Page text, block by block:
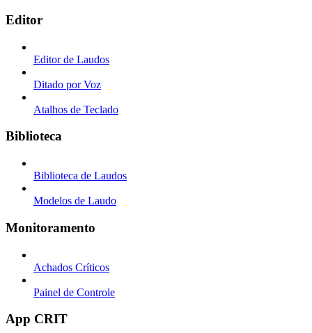
Editor
Editor de Laudos
Ditado por Voz
Atalhos de Teclado
Biblioteca
Biblioteca de Laudos
Modelos de Laudo
Monitoramento
Achados Críticos
Painel de Controle
App CRIT